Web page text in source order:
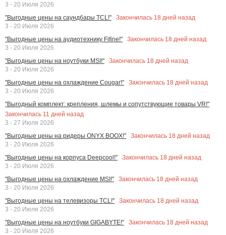
3 - 20 Июля 2026
"Выгодные цены на саундбары TCL!"
Закончилась 18 дней назад
3 - 20 Июля 2026
"Выгодные цены на аудиотехнику Fifine!"
Закончилась 18 дней назад
3 - 20 Июля 2026
"Выгодные цены на ноутбуки MSI!"
Закончилась 18 дней назад
3 - 20 Июля 2026
"Выгодные цены на охлаждение Cougar!"
Закончилась 18 дней назад
3 - 20 Июля 2026
"Выгодный комплект: крепления, шлемы и сопутствующие товары VR!"
Закончилась 11 дней назад
3 - 27 Июля 2026
"Выгодные цены на ридеры ONYX BOOX!"
Закончилась 18 дней назад
3 - 20 Июля 2026
"Выгодные цены на корпуса Deepcool!"
Закончилась 18 дней назад
3 - 20 Июля 2026
"Выгодные цены на охлаждение MSI!"
Закончилась 18 дней назад
3 - 20 Июля 2026
"Выгодные цены на телевизоры TCL!"
Закончилась 18 дней назад
3 - 20 Июля 2026
"Выгодные цены на ноутбуки GIGABYTE!"
Закончилась 18 дней назад
3 - 20 Июля 2026